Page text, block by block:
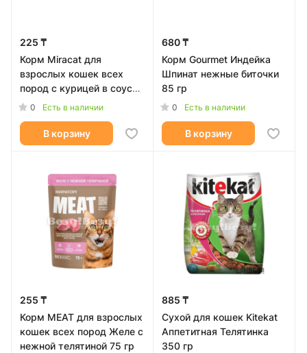
225 ₸
Корм Miracat для
взрослых кошек всех
пород с курицей в соусе
75 гр
0 Есть в наличии
В корзину
680 ₸
Корм Gourmet Индейка
Шпинат нежные биточки
85 гр
0 Есть в наличии
В корзину
255 ₸
Корм MEAT для взрослых
кошек всех пород Желе с
нежной телятиной 75 гр
885 ₸
Сухой для кошек Kitekat
Аппетитная Телятинка
350 гр